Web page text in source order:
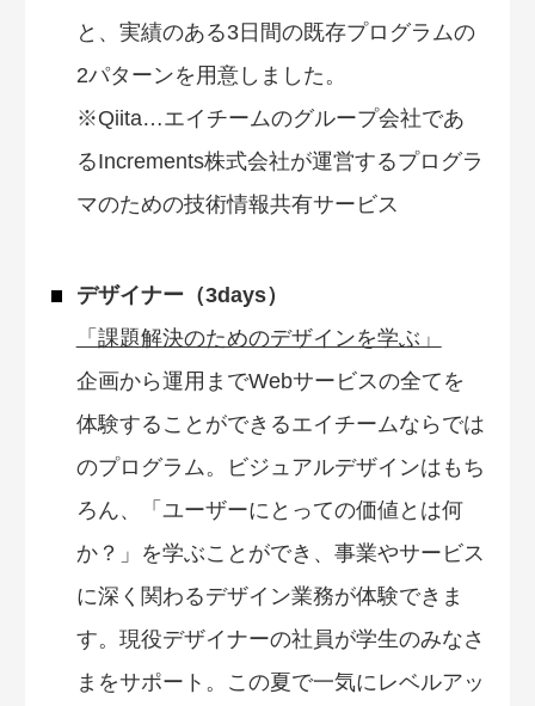
と、実績のある3日間の既存プログラムの
2パターンを用意しました。
※Qiita…エイチームのグループ会社であ
るIncrements株式会社が運営するプログラ
マのための技術情報共有サービス
デザイナー（3days）
「課題解決のためのデザインを学ぶ」
企画から運用までWebサービスの全てを
体験することができるエイチームならでは
のプログラム。ビジュアルデザインはもち
ろん、「ユーザーにとっての価値とは何
か？」を学ぶことができ、事業やサービス
に深く関わるデザイン業務が体験できま
す。現役デザイナーの社員が学生のみなさ
まをサポート。この夏で一気にレベルアッ